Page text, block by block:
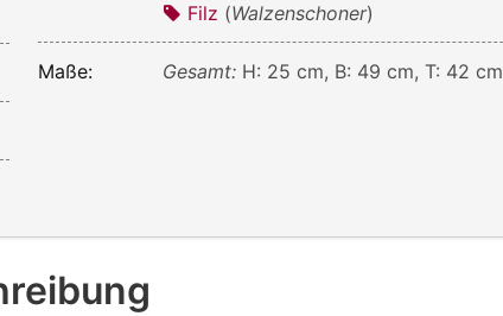
Filz (Walzenschoner)
Maße: Gesamt: H: 25 cm, B: 49 cm, T: 42 cm